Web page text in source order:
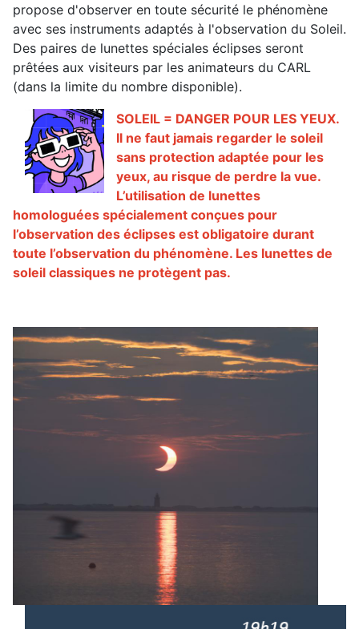
propose d'observer en toute sécurité le phénomène
avec ses instruments adaptés à l'observation du Soleil.
Des paires de lunettes spéciales éclipses seront
prêtées aux visiteurs par les animateurs du CARL
(dans la limite du nombre disponible).
SOLEIL = DANGER POUR LES YEUX.
Il ne faut jamais regarder le soleil
sans protection adaptée pour les
yeux, au risque de perdre la vue.
L’utilisation de lunettes
homologuées spécialement conçues pour
l’observation des éclipses est obligatoire durant
toute l’observation du phénomène. Les lunettes de
soleil classiques ne protègent pas.